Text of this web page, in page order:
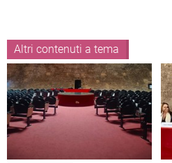
Altri contenuti a tema